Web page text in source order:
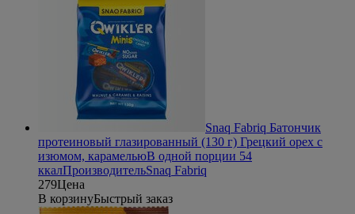
Snaq Fabriq Батончик
протеиновый глазированный (130 г) Грецкий орех с
изюмом, карамельюВ одной порции 54
ккалПроизводительSnaq Fabriq
279Цена
В корзинуБыстрый заказ